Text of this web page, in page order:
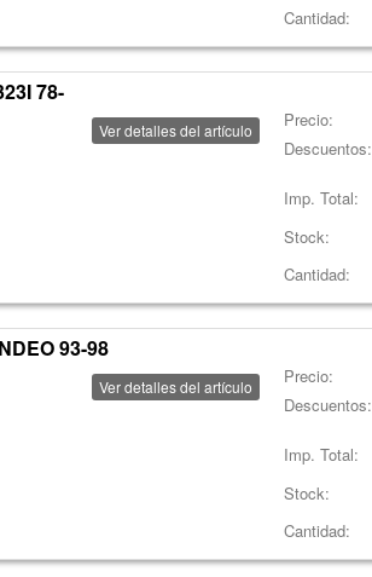
Cantidad:
78-
Ver detalles del artículo Precio:
Descuentos:
Imp. Total:
Stock:
Cantidad:
93-98
Ver detalles del artículo Precio:
Descuentos:
Imp. Total:
Stock:
Cantidad: